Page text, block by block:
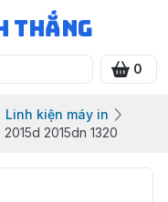
Thắng
0
Linh kiện máy in
2015dn 1320